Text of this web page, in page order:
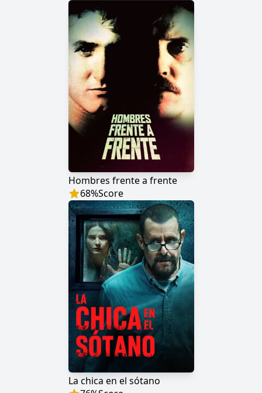
Hombres frente a frente
68%Score
La chica en el sótano